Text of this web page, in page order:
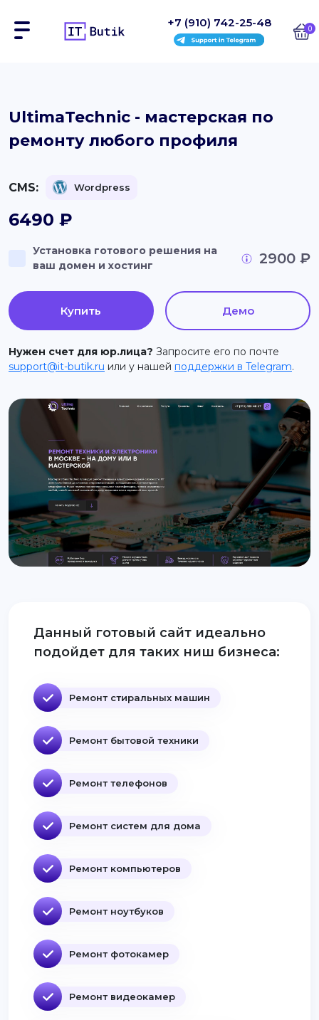
Сайты
Интернет-магазины
Блог
Контакты
+7 (910) 742-25-48 0
UltimaTechnic - мастерская по
ремонту любого профиля
CMS: Wordpress
6490 ₽
Установка готового решения на
ваш домен и хостинг
2900 ₽
Купить Демо
Нужен счет для юр.лица? Запросите его по почте
support@it-butik.ru или у нашей поддержки в Telegram.
Данный готовый сайт идеально
подойдет для таких ниш бизнеса:
Ремонт стиральных машин
Ремонт бытовой техники
Ремонт телефонов
Ремонт систем для дома
Ремонт компьютеров
Ремонт ноутбуков
Ремонт фотокамер
Ремонт видеокамер